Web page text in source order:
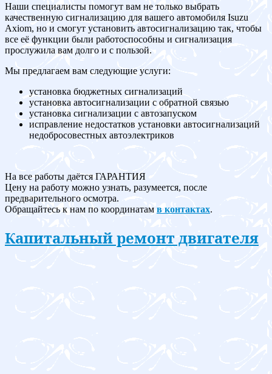
Наши специалисты помогут вам не только выбрать
качественную сигнализацию для вашего автомобиля Isuzu
Axiom, но и смогут установить автосигнализацию так, чтобы
все её функции были работоспособны и сигнализация
прослужила вам долго и с пользой.
Мы предлагаем вам следующие услуги:
установка бюджетных сигнализаций
установка автосигнализации с обратной связью
установка сигнализации с автозапуском
исправление недостатков установки автосигнализаций
недобросовестных автоэлектриков
На все работы даётся ГАРАНТИЯ
Цену на работу можно узнать, разумеется, после
предварительного осмотра.
Обращайтесь к нам по координатам в контактах.
Капитальный ремонт двигателя